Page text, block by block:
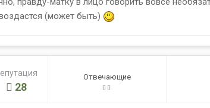
(может быть)
28
Отвечающие